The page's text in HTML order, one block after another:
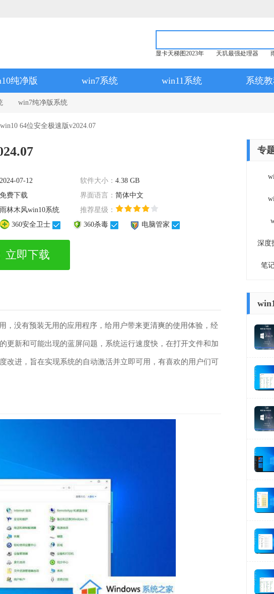
显卡天梯图2023年 天玑最强处理器
纯净版 win7系统 win11系统 系统
win7纯净版系统
64位安全极速版v2024.07
2024-07-12 软件大小：4.38 GB
免费下载 界面语言：简体中文
雨林木风win10系统
推荐星级：
360安全卫士 360杀毒 电脑管家
立即下载
，没有预装无用的应用程序，给用户带来更清爽的使用体验，经
更新和可能出现的蓝屏问题，系统运行速度快，在打开文件和加
改进，旨在实现系统的自动激活并立即可用，有喜欢的用户们可
专
深度
笔